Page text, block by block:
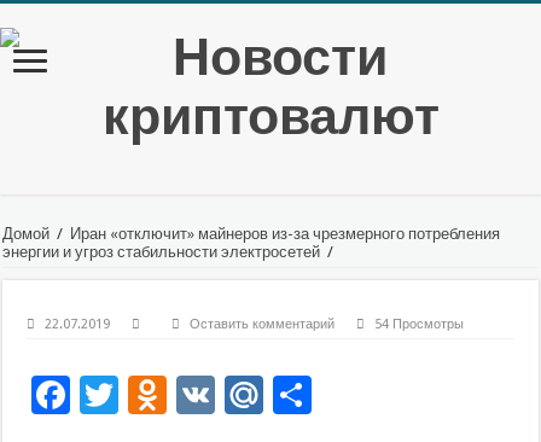
Домой / Иран «отключит» майнеров из-за чрезмерного потребления
энергии и угроз стабильности электросетей /
22.07.2019 Оставить комментарий 54 Просмотры
Facebook
Twitter
Odnoklassniki
VK Mail.Ru